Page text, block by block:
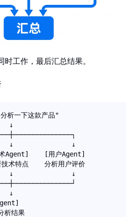
时工作，最后汇总结果。
析一下这款产品"
↓
↓               ↓
Agent]    [用户Agent]
术特点    分析用户评价
↓               ↓
↓
析结果